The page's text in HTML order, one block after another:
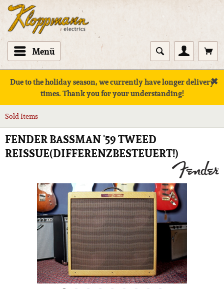
Menü
Due to the holiday season, we currently have longer delivery
times. Thank you for your understanding!
✖
Sold Items
FENDER BASSMAN '59 TWEED
REISSUE(DIFFERENZBESTEUERT!)